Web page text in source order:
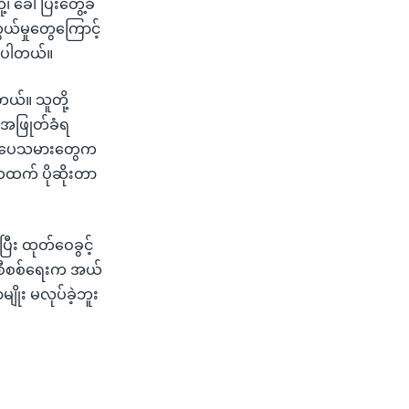
ေါ်ပြီးတွေ့ခံ
ယ်မှုတွေကြောင့်
ါတယ်။
တယ်။ သူတို့
အဖြုတ်ခံရ
ေသမားတွေက
ထက် ပိုဆိုးတာ
ြီး ထုတ်ဝေခွင့်
စစ်ရေးက အယ်
ျိုး မလုပ်ခဲ့ဘူး